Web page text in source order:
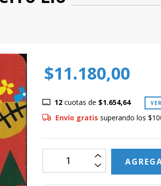
$11.180,00
12cuotas de $1.654,64
Envío gratis superando los